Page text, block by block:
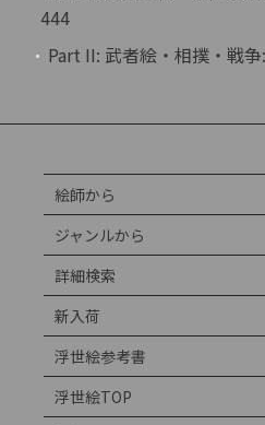
444
Part II: 武者絵・相撲・戦
絵師から
ジャンルから
詳細検索
新入荷
浮世絵参考書
浮世絵TOP